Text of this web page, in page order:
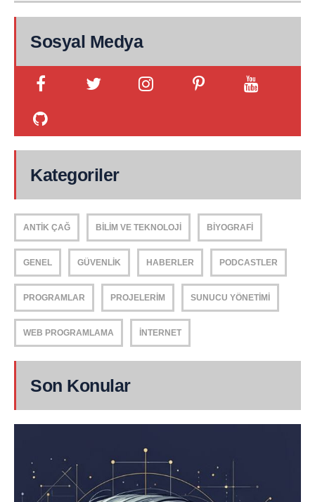
Sosyal Medya
Kategoriler
ANTIK ÇAĞ BILIM VE TEKNOLOJI BIYOGRAFI
GENEL GÜVENLIK HABERLER PODCASTLER
PROGRAMLAR PROJELERIM SUNUCU YÖNETIMI
WEB PROGRAMLAMA İNTERNET
Son Konular